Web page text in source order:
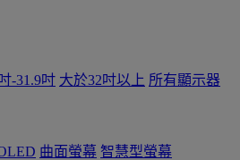
-31.9吋 大於32吋以上 所有顯示器
曲面螢幕 智慧型螢幕